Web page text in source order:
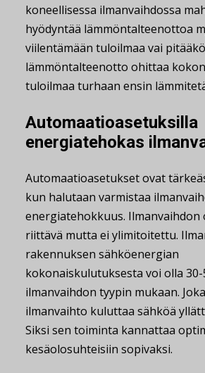
koneellisessa ilmanvaihdossa
hyödyntää lämmöntalteenottoa
viilentämään tuloilmaa vai pitääkö
lämmöntalteenotto ohittaa
tuloilmaa turhaan ensin
Au­to­maa­tio­ase­tuk­sil­la
energiatehokas
Automaatioasetukset ovat
kun halutaan varmistaa
energiatehokkuus. Ilmanvaihdon
riittävä mutta ei ylimitoitettu.
rakennuksen sähköenergian
kokonaiskulutuksesta voi olla
ilmanvaihdon tyypin mukaan.
ilmanvaihto kuluttaa sähköä
Siksi sen toiminta kannattaa
kesäolosuhteisiin sopivaksi.